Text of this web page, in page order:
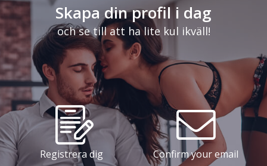
Skapa din profil i dag
och se till att ha lite kul ikväll!
Registrera dig Confirm your email